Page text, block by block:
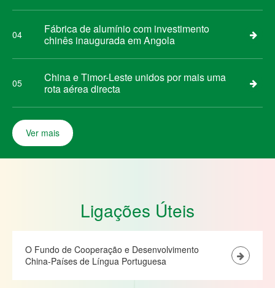
04
Fábrica de alumínio com investimento
chinês inaugurada em Angola
05
China e Timor-Leste unidos por mais uma
rota aérea directa
Ver mais
Ligações Úteis
O Fundo de Cooperação e Desenvolvimento
China-Países de Língua Portuguesa